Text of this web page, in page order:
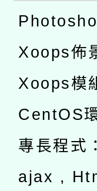
Xoops佈
Xoops模
CentOS
專長程
ajax ,